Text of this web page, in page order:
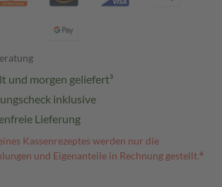
und morgen geliefert³
inklusive
Lieferung
Kassenrezeptes werden nur die
und Eigenanteile in Rechnung gestellt.⁴